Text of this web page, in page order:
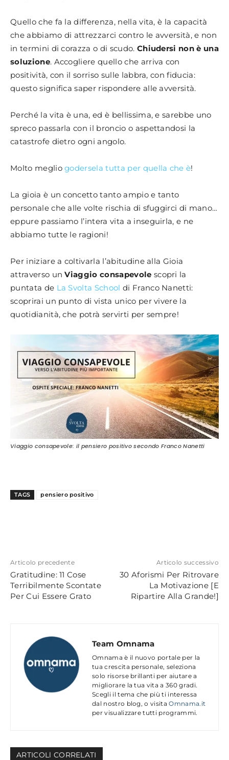
Quello che fa la differenza, nella vita, è la capacità
che abbiamo di attrezzarci contro le avversità, e non
in termini di corazza o di scudo. Chiudersi non è una
soluzione. Accogliere quello che arriva con
positività, con il sorriso sulle labbra, con fiducia:
questo significa saper rispondere alle avversità.
Perché la vita è una, ed è bellissima, e sarebbe uno
spreco passarla con il broncio o aspettandosi la
catastrofe dietro ogni angolo.
Molto megliogodersela tutta per quella che è!
La gioia è un concetto tanto ampio e tanto
personale che alle volte rischia di sfuggirci di mano…
eppure passiamo l’intera vita a inseguirla, e ne
abbiamo tutte le ragioni!
Per iniziare a coltivarla l’abitudine alla Gioia
attraverso un Viaggio consapevole scopri la
puntata de La Svolta School di Franco Nanetti:
scoprirai un punto di vista unico per vivere la
quotidianità, che potrà servirti per sempre!
Viaggio consapevole: il pensiero positivo secondo Franco Nanetti
TAGS pensiero positivo
Articolo precedente
Gratitudine: 11 Cose
Terribilmente Scontate
Per Cui Essere Grato
Articolo successivo
30 Aforismi Per Ritrovare
La Motivazione [E
Ripartire Alla Grande!]
Team Omnama
Omnama è il nuovo portale per la
tua crescita personale, seleziona
solo risorse brillanti per aiutare a
migliorare la tua vita a 360 gradi.
Scegli il tema che più ti interessa
dal nostro blog, o visitaOmnama.it
per visualizzare tutti programmi.
ARTICOLl CORRELATI